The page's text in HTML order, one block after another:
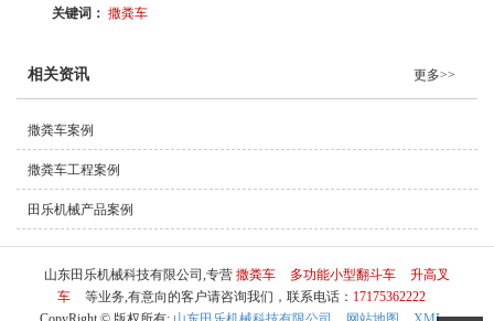
关键词：撒粪车
相关资讯 更多>>
撒粪车案例
撒粪车工程案例
田乐机械产品案例
山东田乐机械科技有限公司,专营 撒粪车 多功能小型翻斗车
升高叉
车
等业务,有意向的客户请咨询我们，联系电话： 17175362222